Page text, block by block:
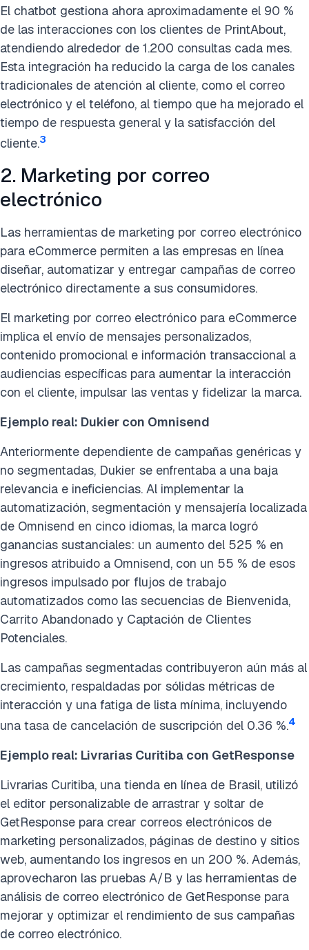
El chatbot gestiona ahora aproximadamente el 90 %
de las interacciones con los clientes de PrintAbout,
atendiendo alrededor de 1.200 consultas cada mes.
Esta integración ha reducido la carga de los canales
tradicionales de atención al cliente, como el correo
electrónico y el teléfono, al tiempo que ha mejorado el
tiempo de respuesta general y la satisfacción del
cliente.3
2. Marketing por correo
electrónico
Las herramientas de marketing por correo electrónico
para eCommerce permiten a las empresas en línea
diseñar, automatizar y entregar campañas de correo
electrónico directamente a sus consumidores.
El marketing por correo electrónico para eCommerce
implica el envío de mensajes personalizados,
contenido promocional e información transaccional a
audiencias específicas para aumentar la interacción
con el cliente, impulsar las ventas y fidelizar la marca.
Ejemplo real: Dukier con Omnisend
Anteriormente dependiente de campañas genéricas y
no segmentadas, Dukier se enfrentaba a una baja
relevancia e ineficiencias. Al implementar la
automatización, segmentación y mensajería localizada
de Omnisend en cinco idiomas, la marca logró
ganancias sustanciales: un aumento del 525 % en
ingresos atribuido a Omnisend, con un 55 % de esos
ingresos impulsado por flujos de trabajo
automatizados como las secuencias de Bienvenida,
Carrito Abandonado y Captación de Clientes
Potenciales.
Las campañas segmentadas contribuyeron aún más al
crecimiento, respaldadas por sólidas métricas de
interacción y una fatiga de lista mínima, incluyendo
una tasa de cancelación de suscripción del 0.36 %.4
Ejemplo real: Livrarias Curitiba con GetResponse
Livrarias Curitiba, una tienda en línea de Brasil, utilizó
el editor personalizable de arrastrar y soltar de
GetResponse para crear correos electrónicos de
marketing personalizados, páginas de destino y sitios
web, aumentando los ingresos en un 200 %. Además,
aprovecharon las pruebas A/B y las herramientas de
análisis de correo electrónico de GetResponse para
mejorar y optimizar el rendimiento de sus campañas
de correo electrónico.